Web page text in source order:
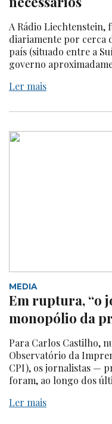
A Rádio Liechtenstein,
diariamente por cerca
país (situado entre a
governo
Ler mais
MEDIA
Em ruptura, “o
monopólio da
Para Carlos Castilho,
Observatório da
CPI), os jornalistas —
foram, ao longo dos
Ler mais